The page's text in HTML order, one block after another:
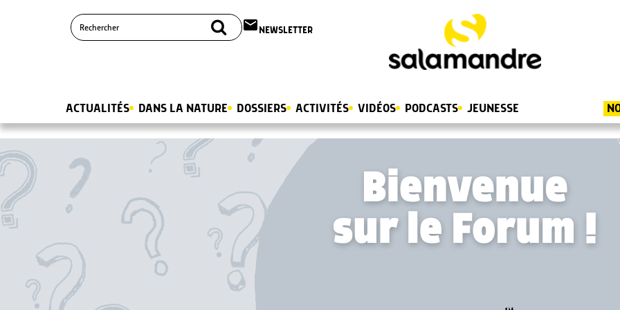
email NEWSLETTER
ACTUALITÉS DANS LA NATURE DOSSIERS ACTIVITÉS VIDÉOS PODCASTS JEUNESSE